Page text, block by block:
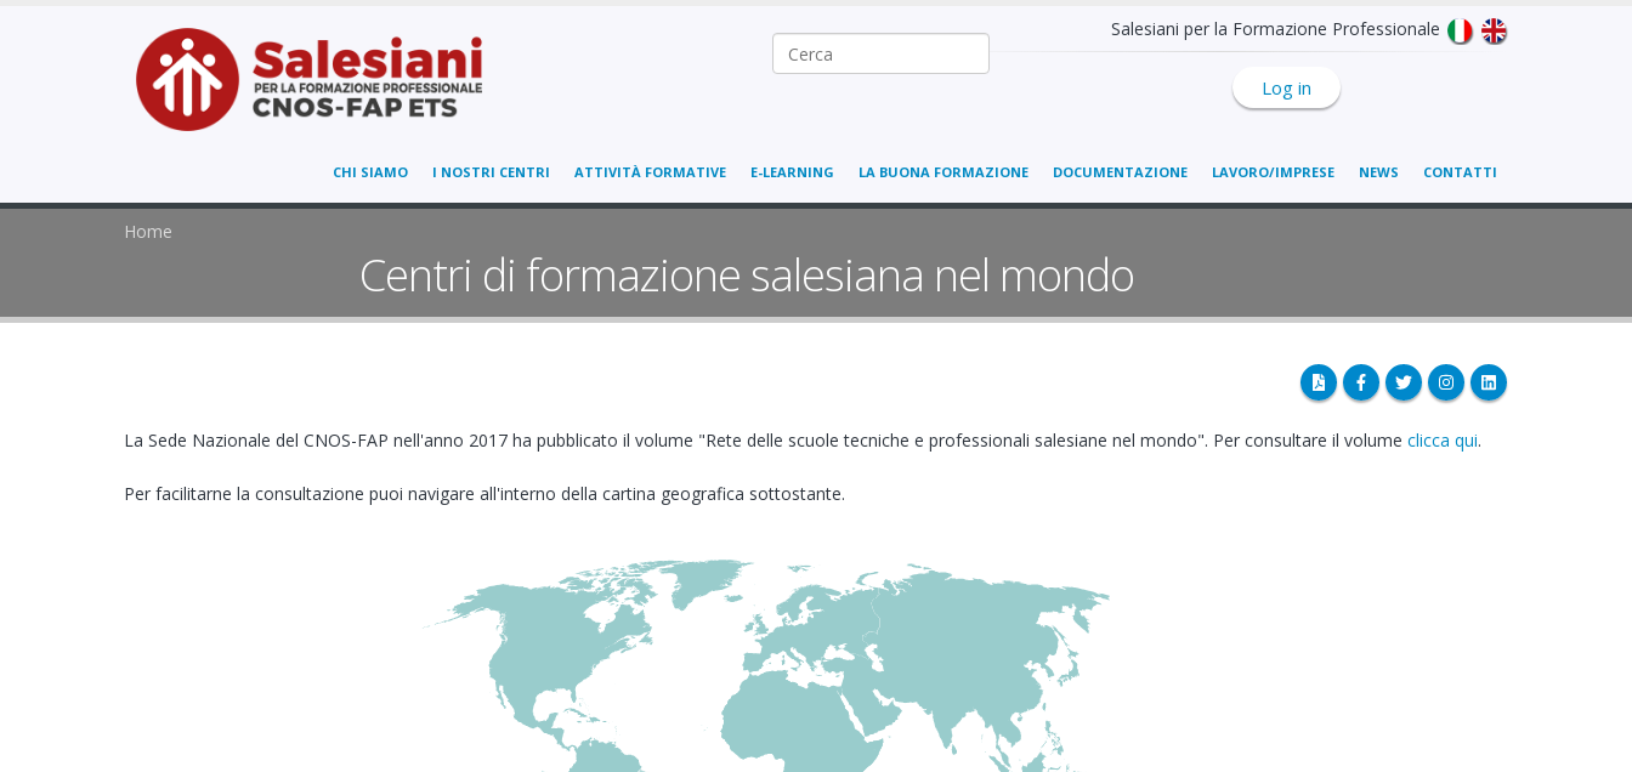
Salesiani per la Formazione Professionale
Log in
Ricerca nel sito
CHI SIAMO I NOSTRI CENTRI ATTIVITÀ FORMATIVE E-LEARNING LA BUONA FORMAZIONE DOCUMENTAZIONE LAVORO/IMPRESE NEWS CONTATTI
Home
Centri di formazione salesiana nel mondo
La Sede Nazionale del CNOS-FAP nell'anno 2017 ha pubblicato il volume "Rete delle scuole tecniche e professionali salesiane nel mondo". Per consultare il volume clicca qui.
Per facilitarne la consultazione puoi navigare all'interno della cartina geografica sottostante.